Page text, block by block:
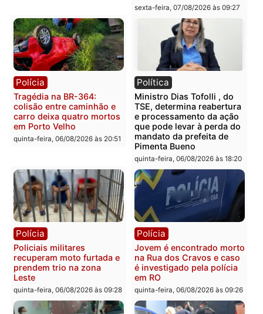
com mais de 72 quilos de
mercúrio escondidos em
estepe em Porto Velho
sexta-feira, 07/08/2026 às 09:38
Polícia Civil deflagra
operação contra facção
criminosa que atacava
provedores de internet
Rondônia
sexta-feira, 07/08/2026 às
morto em residência no
bairro Colina Park em RO
sexta-feira, 07/08/2026 às 09:30
Polícia
Polícia Militar apreende
explosivos e
durante patrulhamento
fluvial no Rio Madeira em
Porto Velho
sexta-feira, 07/08/2026 às
Polícia Política